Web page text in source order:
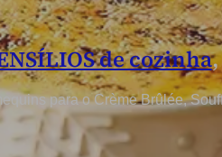
de cozinha,
para o Crème Brûlée,